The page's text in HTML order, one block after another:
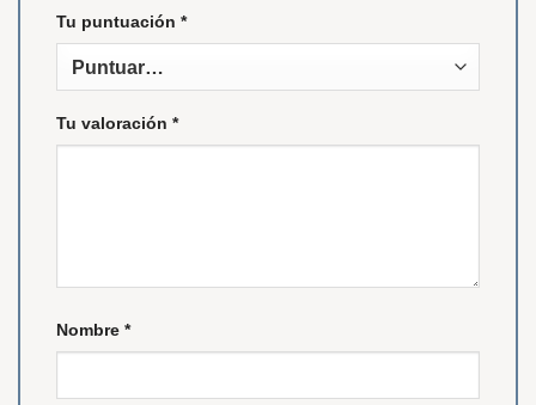
Tu puntuación *
Tu valoración *
Nombre *